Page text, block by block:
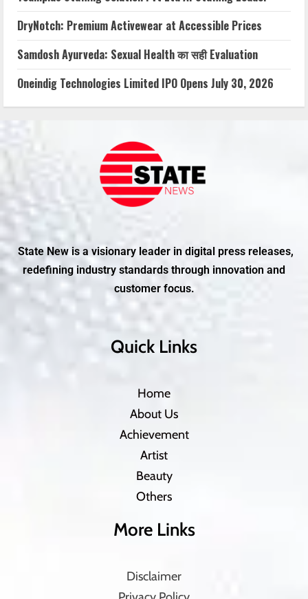
DryNotch: Premium Activewear at Accessible Prices
Samdosh Ayurveda: Sexual Health का सही Evaluation
Oneindig Technologies Limited IPO Opens July 30, 2026
State New is a visionary leader in digital press releases,
redefining industry standards through innovation and
customer focus.
Quick Links
Home
About Us
Achievement
Artist
Beauty
Others
More Links
Disclaimer